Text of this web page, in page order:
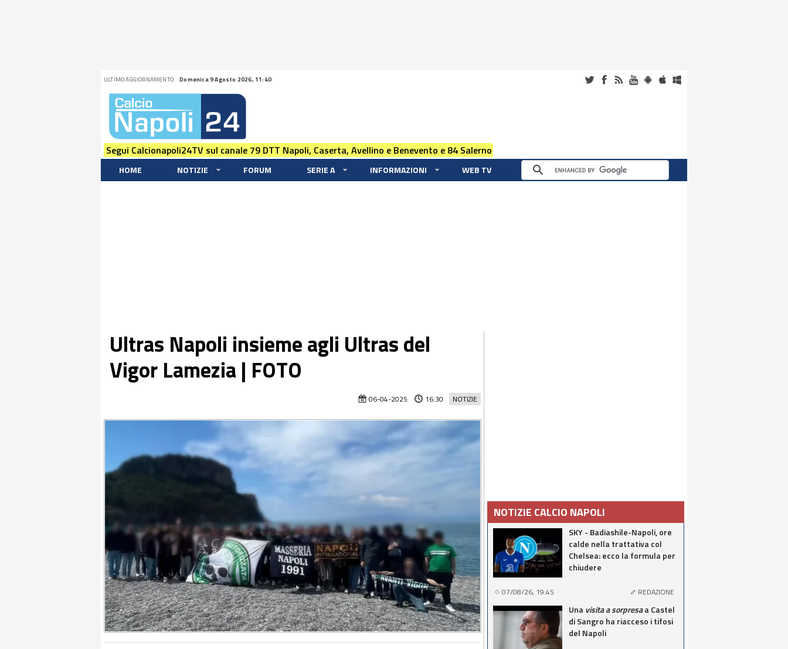
ULTIMO AGGIORNAMENTO: Domenica 9 Agosto 2026, 11:40
Segui Calcionapoli24TV sul canale 79 DTT Napoli, Caserta, Avellino e Benevento e 84 Salerno
HOME NOTIZIE FORUM SERIE A INFORMAZIONI WEB TV
Ultras Napoli insieme agli Ultras del
Vigor Lamezia | FOTO
NOTIZIE
06-04-2025 16:30
NOTIZIE CALCIO NAPOLI
SKY - Badiashile-Napoli, ore
calde nella trattativa col
Chelsea: ecco la formula per
chiudere
07/08/26, 19:45 REDAZIONE
Una visita a sorpresaa Castel
di Sangro ha riacceso i tifosi
del Napoli